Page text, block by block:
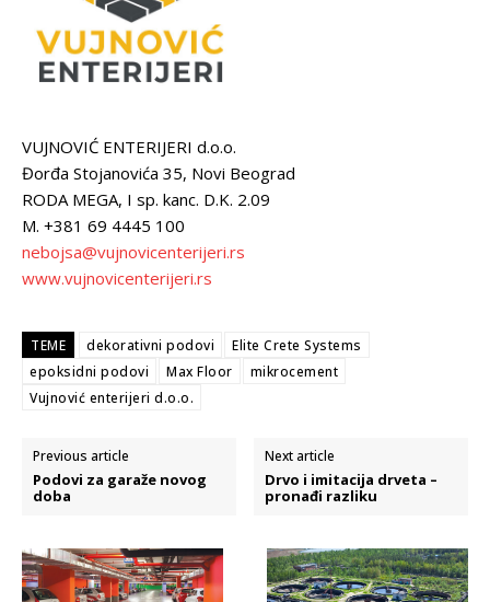
VUJNOVIĆ ENTERIJERI d.o.o.
Đorđa Stojanovića 35, Novi Beograd
RODA MEGA, I sp. kanc. D.K. 2.09
M. +381 69 4445 100
nebojsa@vujnovicenterijeri.rs
www.vujnovicenterijeri.rs
TEME dekorativni podovi
Elite Crete Systems
epoksidni podovi
Max Floor
mikrocement
Vujnović enterijeri d.o.o.
Previous article
Podovi za garaže novog
doba
Next article
Drvo i imitacija drveta –
pronađi razliku